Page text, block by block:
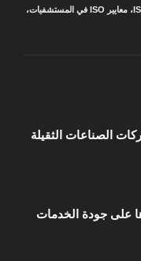
،معايير ISO في المستشفيات
،
الصناعات الثقيلة
على جودة الخدمات